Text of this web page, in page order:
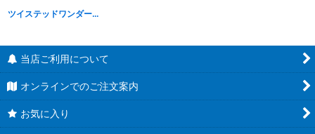
ツイステッドワンダーランド EX寮服マスコット ハーツラビュル寮
当店ご利用について
オンラインでのご注文案内
お気に入り